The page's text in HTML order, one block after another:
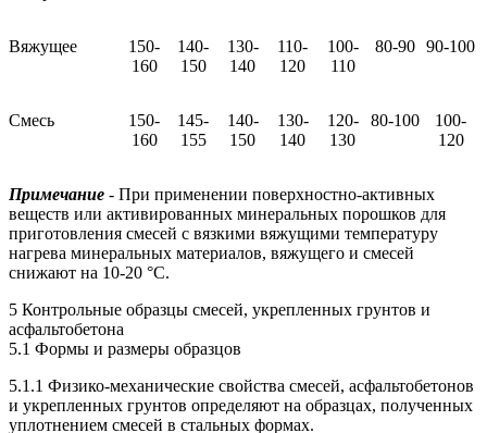
Вяжущее
150-
160
140-
150
130-
140
110-
120
100-
110
80-90 90-100
Смесь
150-
160
145-
155
140-
150
130-
140
120-
130
80-100
100-
120
Примечание - При применении поверхностно-активных
веществ или активированных минеральных порошков для
приготовления смесей с вязкими вяжущими температуру
нагрева минеральных материалов, вяжущего и смесей
снижают на 10-20 °С.
5 Контрольные образцы смесей, укрепленных грунтов и
асфальтобетона
5.1 Формы и размеры образцов
5.1.1 Физико-механические свойства смесей, асфальтобетонов
и укрепленных грунтов определяют на образцах, полученных
уплотнением смесей в стальных формах.